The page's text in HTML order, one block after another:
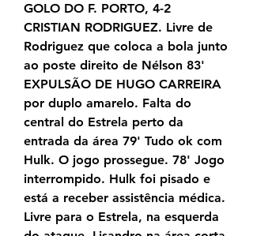
GOLO DO F. PORTO, 4-2
CRISTIAN RODRIGUEZ. Livre de
Rodriguez que coloca a bola junto
ao poste direito de Nélson 83'
EXPULSÃO DE HUGO CARREIRA
por duplo amarelo. Falta do
central do Estrela perto da
entrada da área 79' Tudo ok com
Hulk. O jogo prossegue. 78' Jogo
interrompido. Hulk foi pisado e
está a receber assistência médica.
Livre para o Estrela, na esquerda